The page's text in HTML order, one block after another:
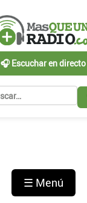
🎧 Escuchar en directo
☰ Menú